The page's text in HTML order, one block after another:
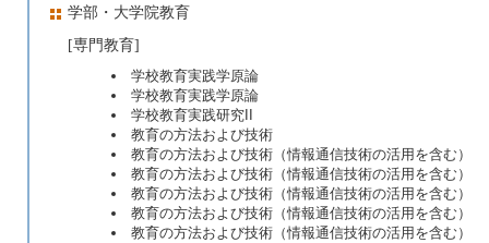
学部・大学院教育
[専門教育]
学校教育実践学原論
学校教育実践学原論
学校教育実践研究II
教育の方法および技術
教育の方法および技術（情報通信技術の活用を含む）
教育の方法および技術（情報通信技術の活用を含む）
教育の方法および技術（情報通信技術の活用を含む）
教育の方法および技術（情報通信技術の活用を含む）
教育の方法および技術（情報通信技術の活用を含む）